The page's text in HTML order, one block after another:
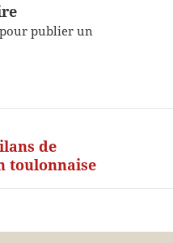
pour publier un
de
toulonnaise